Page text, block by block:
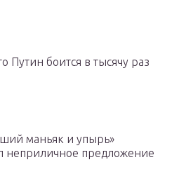
Путин боится в тысячу раз
маньяк и упырь»
неприличное предложение